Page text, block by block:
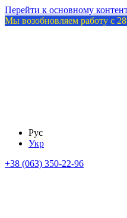
Перейти к основному
Мы возобновляем работу с
Рус
Укр
+38 (063) 350-22-96